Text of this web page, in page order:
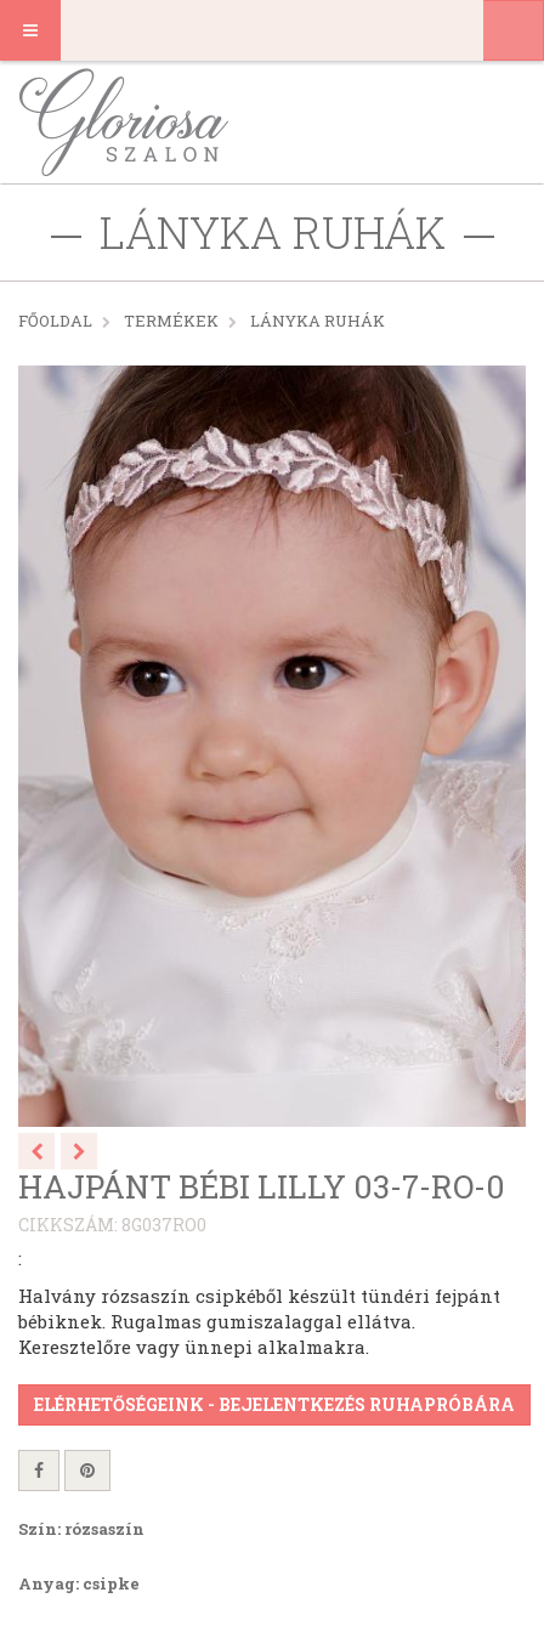
LÁNYKA RUHÁK
FŐOLDAL TERMÉKEK LÁNYKA RUHÁK
HAJPÁNT BÉBI LILLY 03-7-RO-0
CIKKSZÁM: 8G037RO0
:
Halvány rózsaszín csipkéből készült tündéri fejpánt
bébiknek. Rugalmas gumiszalaggal ellátva.
Keresztelőre vagy ünnepi alkalmakra.
ELÉRHETŐSÉGEINK - BEJELENTKEZÉS RUHAPRÓBÁRA
Szín: rózsaszín
Anyag: csipke